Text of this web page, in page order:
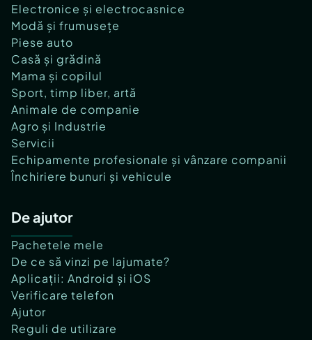
Electronice și electrocasnice
Modă și frumusețe
Piese auto
Casă și grădină
Mama și copilul
Sport, timp liber, artă
Animale de companie
Agro și Industrie
Servicii
Echipamente profesionale și vânzare companii
Închiriere bunuri și vehicule
De ajutor
Pachetele mele
De ce să vinzi pe lajumate?
Aplicații: Android și iOS
Verificare telefon
Ajutor
Reguli de utilizare